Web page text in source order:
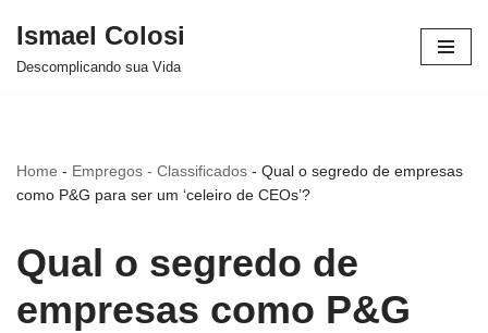
Avançar
Ismael Colosi
Descomplicando sua Vida
Home - Empregos - Classificados - Qual o segredo de empresas
como P&G para ser um ‘celeiro de CEOs’?
Qual o segredo de
empresas como P&G